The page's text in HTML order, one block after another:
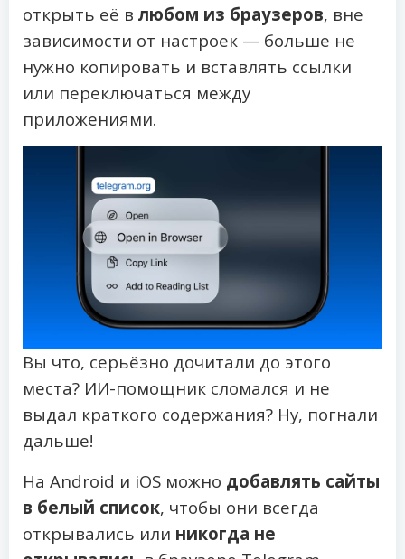
открыть её в любом из браузеров, вне
зависимости от настроек — больше не
нужно копировать и вставлять ссылки
или переключаться между
приложениями.
Вы что, серьёзно дочитали до этого
места? ИИ-помощник сломался и не
выдал краткого содержания? Ну, погнали
дальше!
На Android и iOS можно добавлять сайты
в белый список, чтобы они всегда
открывались или никогда не